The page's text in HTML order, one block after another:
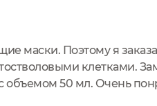
маски. Поэтому я
клетками.
50 мл. Очень